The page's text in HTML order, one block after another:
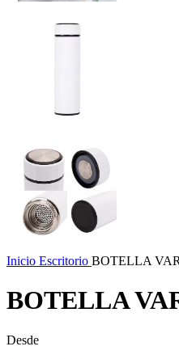
Inicio Escritorio BOTELLA
BOTELLA
Desde